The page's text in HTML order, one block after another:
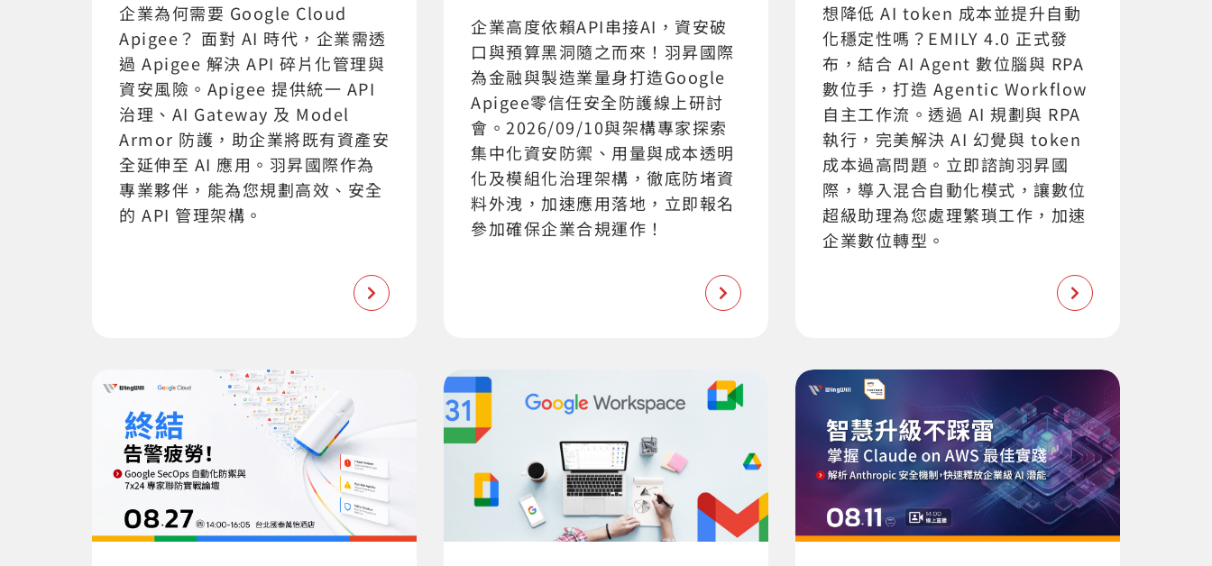
企業為何需要 Google Cloud
Apigee？ 面對 AI 時代，企業需透
過 Apigee 解決 API 碎片化管理與
資安風險。Apigee 提供統一 API
治理、AI Gateway 及 Model
Armor 防護，助企業將既有資產安
全延伸至 AI 應用。羽昇國際作為
專業夥伴，能為您規劃高效、安全
的 API 管理架構。
企業高度依賴API串接AI，資安破
口與預算黑洞隨之而來！羽昇國際
為金融與製造業量身打造Google
Apigee零信任安全防護線上研討
會。2026/09/10與架構專家探索
集中化資安防禦、用量與成本透明
化及模組化治理架構，徹底防堵資
料外洩，加速應用落地，立即報名
參加確保企業合規運作！
想降低 AI token 成本並提升自動
化穩定性嗎？EMILY 4.0 正式發
布，結合 AI Agent 數位腦與 RPA
數位手，打造 Agentic Workflow
自主工作流。透過 AI 規劃與 RPA
執行，完美解決 AI 幻覺與 token
成本過高問題。立即諮詢羽昇國
際，導入混合自動化模式，讓數位
超級助理為您處理繁瑣工作，加速
企業數位轉型。